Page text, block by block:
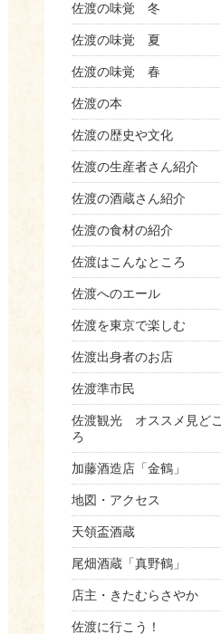
佐渡の味覚 冬
佐渡の味覚 夏
佐渡の味覚 春
佐渡の本
佐渡の歴史や文化
佐渡の生産者さん紹介
佐渡の酒蔵さん紹介
佐渡の食材の紹介
佐渡はこんなところ
佐渡へのエール
佐渡を東京で楽しむ
佐渡出身者のお店
佐渡準市民
佐渡観光 オススメ見どこ
ろ
加藤酒造店「金鶴」
地図・アクセス
天領盃酒蔵
尾畑酒蔵「真野鶴」
店主・きたむらさやか
佐渡に行こう！